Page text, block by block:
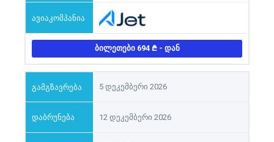
ᲑᲘᲚᲔᲗᲔᲑᲘ 694 - ᲓᲐᲜ
5 დეკემბერი 2026
12 დეკემბერი 2026